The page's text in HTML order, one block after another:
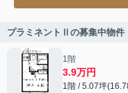
プラミネントⅡの募集中物件
1階
3.9万円
1階 / 5.07坪